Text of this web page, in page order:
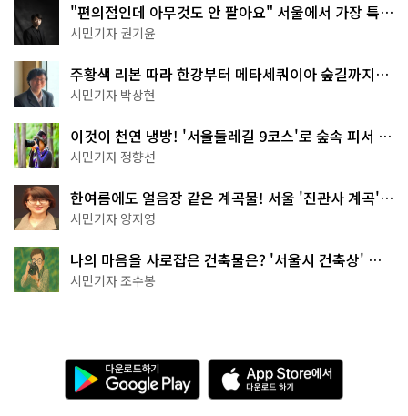
"편의점인데 아무것도 안 팔아요" 서울에서 가장 특별
한 편의점의 정체
시민기자 권기윤
주황색 리본 따라 한강부터 메타세쿼이아 숲길까지…
서울둘레길 15코스
시민기자 박상현
이것이 천연 냉방! '서울둘레길 9코스'로 숲속 피서 떠
나볼까
시민기자 정향선
한여름에도 얼음장 같은 계곡물! 서울 '진관사 계곡'이
천국이네~
시민기자 양지영
나의 마음을 사로잡은 건축물은? '서울시 건축상' 수
상작 공개!
시민기자 조수봉
다
운
로
A
p
p